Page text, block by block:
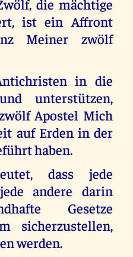
die mächtige
ist ein Affront
Meiner zwölf
in die
unterstützen,
Apostel Mich
auf Erden in der
haben.
dass jede
andere darin
Gesetze
sicherzustellen,
werden.